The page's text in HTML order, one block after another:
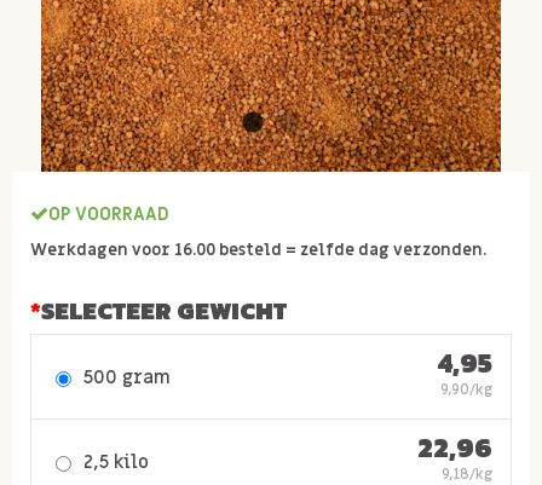
OP VOORRAAD
Werkdagen voor 16.00 besteld = zelfde dag verzonden.
SELECTEER GEWICHT
500 gram 4,95
9,90/kg
2,5 kilo 22,96
9,18/kg